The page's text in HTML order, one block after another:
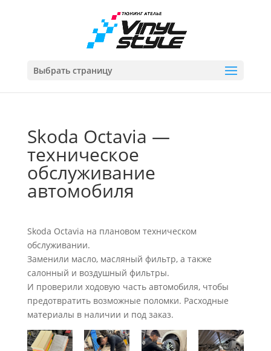
Выбрать страницу
Skoda Octavia —
техническое
обслуживание
автомобиля
Skoda Octavia на плановом техническом
обслуживании.
Заменили масло, масляный фильтр, а также
салонный и воздушный фильтры.
И проверили ходовую часть автомобиля, чтобы
предотвратить возможные поломки. Расходные
материалы в наличии и под заказ.